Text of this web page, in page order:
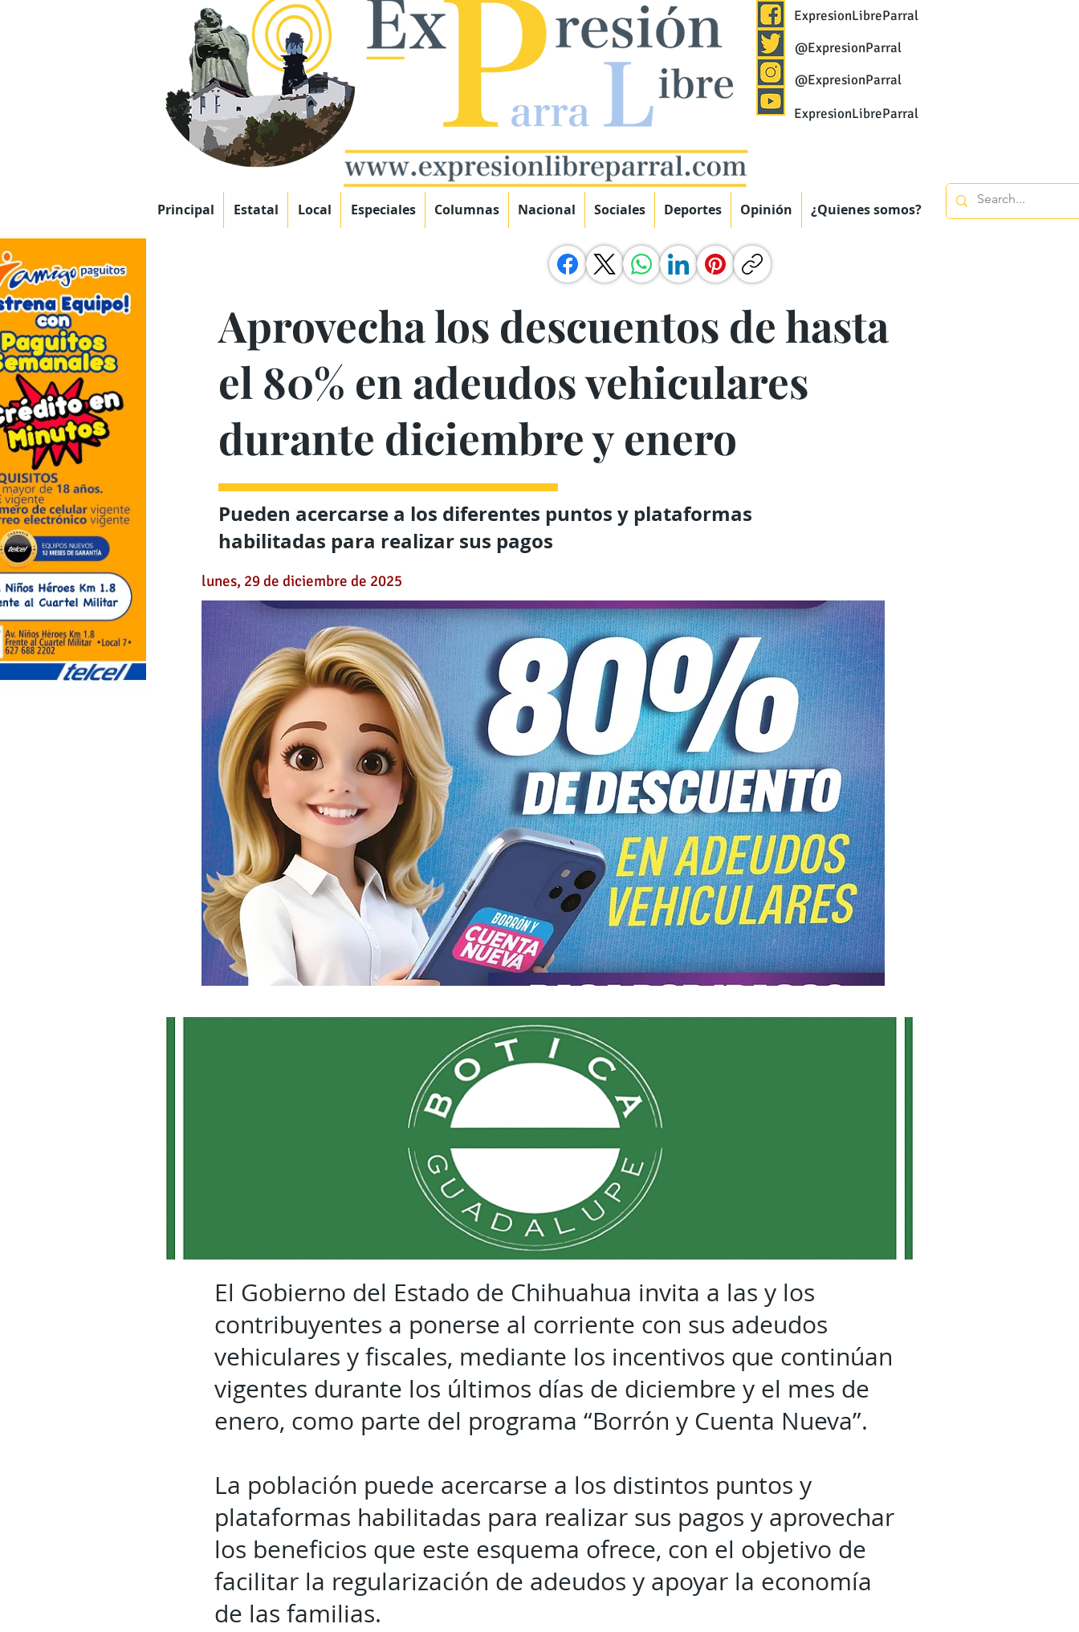
ExpresionLibreParral
@ExpresionParral
@ExpresionParral
ExpresionLibreParral
Principal Estatal Local Especiales Columnas Nacional Sociales Deportes Opinión ¿Quienes somos?
Aprovecha los descuentos de hasta
el 80% en adeudos vehiculares
durante diciembre y enero
Pueden acercarse a los diferentes puntos y plataformas
habilitadas para realizar sus pagos
lunes, 29 de diciembre de 2025
El Gobierno del Estado de Chihuahua invita a las y los
contribuyentes a ponerse al corriente con sus adeudos
vehiculares y fiscales, mediante los incentivos que continúan
vigentes durante los últimos días de diciembre y el mes de
enero, como parte del programa “Borrón y Cuenta Nueva”.
La población puede acercarse a los distintos puntos y
plataformas habilitadas para realizar sus pagos y aprovechar
los beneficios que este esquema ofrece, con el objetivo de
facilitar la regularización de adeudos y apoyar la economía
de las familias.